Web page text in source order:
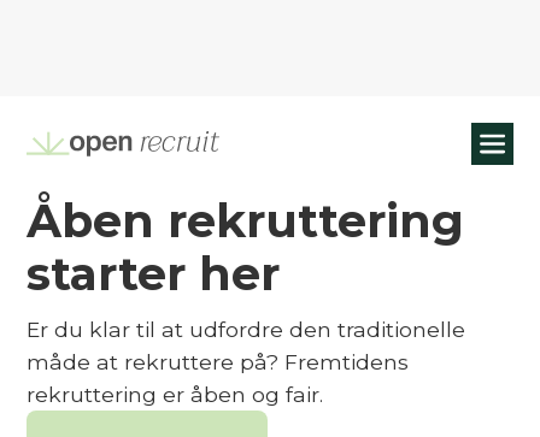
Åben rekruttering
starter her
Er du klar til at udfordre den traditionelle
måde at rekruttere på? Fremtidens
rekruttering er åben og fair.